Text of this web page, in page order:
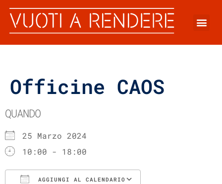
Officine CAOS
QUANDO
25 Marzo 2024
10:00 - 18:00
AGGIUNGI AL CALENDARIO